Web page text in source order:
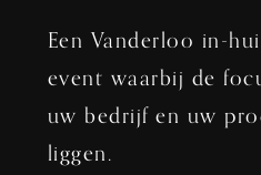
Een Vanderloo in-
event waarbij de
uw bedrijf en uw
liggen.